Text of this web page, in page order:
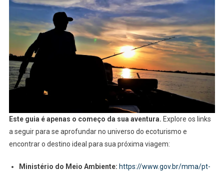
Este guia é apenas o começo da sua aventura. Explore os links
a seguir para se aprofundar no universo do ecoturismo e
encontrar o destino ideal para sua próxima viagem:
Ministério do Meio Ambiente: https://www.gov.br/mma/pt-